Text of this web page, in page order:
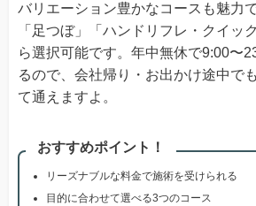
バリエーション豊かなコースも魅力
「足つぼ」「ハンドリフレ・クイッ
ら選択可能です。年中無休で9:00〜
るので、会社帰り・お出かけ途中で
て通えますよ。
おすすめポイント！
リーズナブルな料金で施術を受けられる
目的に合わせて選べる3つのコース